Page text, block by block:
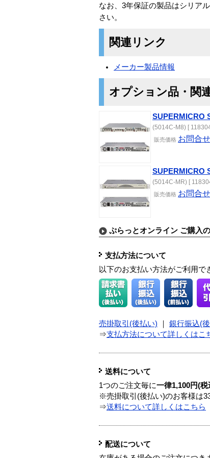
なお、3年保証の製品はシリア
さい。
関連リンク
メーカー製品情報
オプション品・関
SUPERMICRO
(5014C-M8) [
販売価格 お問合せ
SUPERMICRO
(5014C-MR) [
販売価格 お問合せ
ぷらっとオンライン ご購入
支払方法について
以下のお支払い方法がご利用で
売掛取引(後払い) 銀行振込(
⇒支払方法について詳しくはこ
送料について
1つのご注文毎に一律1,100円(税
※売掛取引(後払い)のお客様は
⇒送料について詳しくはこちら
配送について